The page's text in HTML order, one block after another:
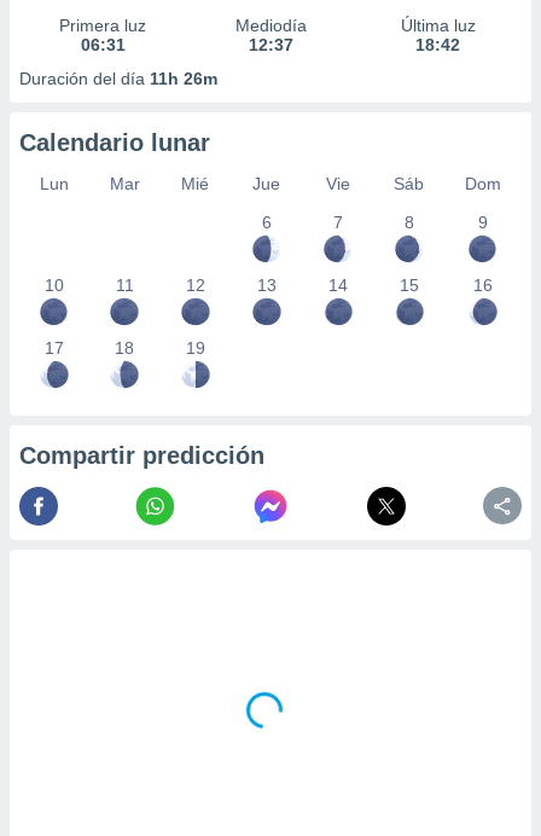
Primera luz
06:31
Mediodía
12:37
Última luz
18:42
Duración del día 11h 26m
Calendario lunar
Lun Mar Mié Jue Vie Sáb
Dom
6
7 8 9
10 11 12 13 14 15 16
17 18 19
Compartir predicción